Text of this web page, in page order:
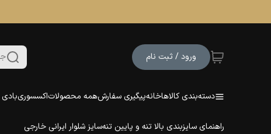
ورود / ثبت نام
دسته‌بندی کالاهاخانهپیگیری سفارشهمه محصولاتاکسسوری
راهنمای سایزبندی بالا تنه و پایین تنهسایز شلوار ایرانی خارجی